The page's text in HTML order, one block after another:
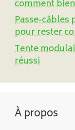
comment
Passe-câbles
pour rester
Tente
réussi
À propos